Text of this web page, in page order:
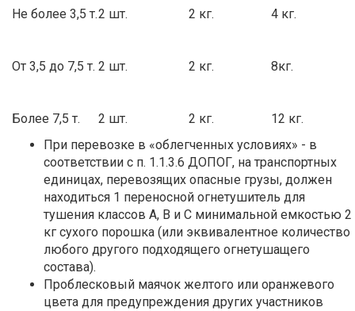
Не более 3,5 т.2 шт. 2 кг. 4 кг.
От 3,5 до 7,5 т. 2 шт. 2 кг. 8кг.
Более 7,5 т. 2 шт. 2 кг.
12 кг.
При перевозке в «облегченных условиях» - в
соответствии с п. 1.1.3.6 ДОПОГ, на транспортных
единицах, перевозящих опасные грузы, должен
находиться 1 переносной огнетушитель для
тушения классов А, В и С минимальной емкостью 2
кг сухого порошка (или эквивалентное количество
любого другого подходящего огнетушащего
состава).
Проблесковый маячок желтого или оранжевого
цвета для предупреждения других участников